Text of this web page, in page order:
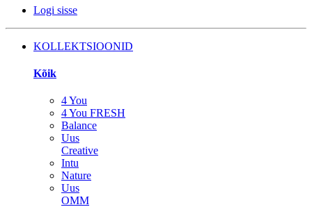
Logi sisse
KOLLEKTSIOONID
Kõik
4 You
4 You FRESH
Balance
Uus
Creative
Intu
Nature
Uus
OMM